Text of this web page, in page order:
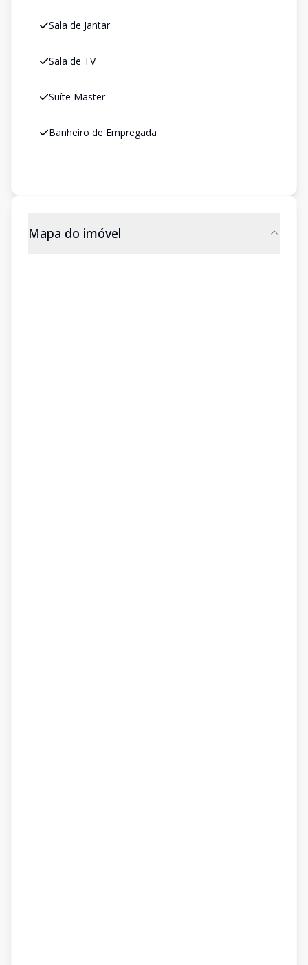
Sala de Jantar
Sala de TV
Suíte Master
Banheiro de Empregada
Mapa do imóvel